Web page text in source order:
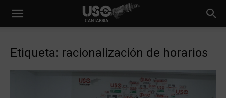
Etiqueta: racionalización de horarios